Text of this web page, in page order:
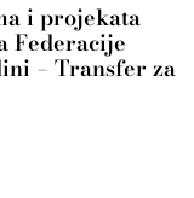
i projekata
Federacije
– Transfer za